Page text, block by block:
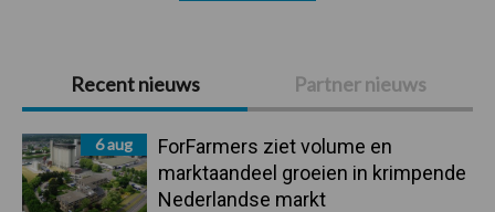
Primaire
Sidebar
Recent nieuws Partner nieuws
6 aug
ForFarmers ziet volume en
marktaandeel groeien in krimpende
Nederlandse markt